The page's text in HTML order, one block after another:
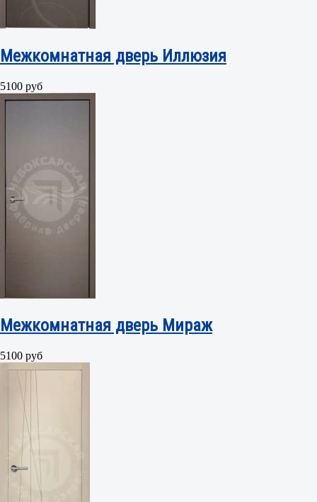
Межкомнатная дверь Иллюзия
5100 руб
Межкомнатная дверь Мираж
5100 руб